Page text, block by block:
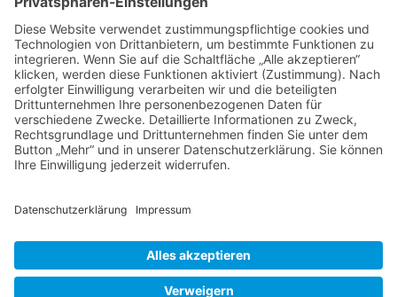
Münster. Im Achtzigjährigen Krieg war
Winschoten eine Festung. Das Gebiet
“Blauwestad” (Blaue…“Wubsbos”
die
Waldschlucht
von
Jannie
Bos,
Winschoten
Liebe Leser! Ihr könnt euch per E-Mail
informieren lassen, wenn neue Artikel auf
Wurzerlsgarten erscheinen.Folgt dafür einfach
diesem Link und gebt dort eure E-Mailadresse
14. Februar 2025